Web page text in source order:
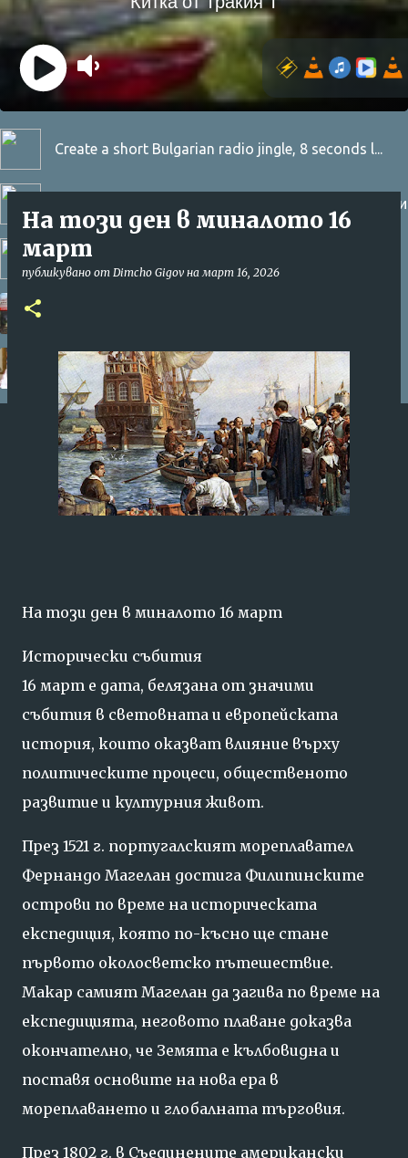
Create a short Bulgarian radio jingle, 8 seconds l...
Кардишен - соло орк. Козари - Кардишен и Козари
Inchartas reklama
ПРАВО ТРАКИЙСКО ХОРО
ЖЕЧКА СЛАНИНКОВА
На този ден в миналото 16
март
публикувано от Dimcho Gigov намарт 16, 2026
На този ден в миналото 16 март
Исторически събития
16 март е дата, белязана от значими
събития в световната и европейската
история, които оказват влияние върху
политическите процеси, общественото
развитие и културнияживот.
През 1521 г. португалският мореплавател
Фернандо Магелан достига Филипинските
острови по време на историческата
експедиция, която по-късно ще стане
първото околосветско пътешествие.
Макар самият Магелан да загива по време на
експедицията, неговото плаване доказва
окончателно, че Земята е кълбовидна и
поставя основите на нова ера в
мореплаването и глобалната търговия.
През 1802 г. в Съединените американски